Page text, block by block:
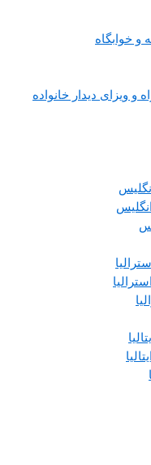
و خوابگاه
و ویزای دیدار خانواده